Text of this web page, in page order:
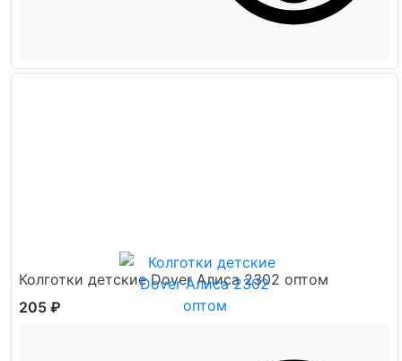
Колготки детские Dover Алиса 2302 оптом
205 ₽